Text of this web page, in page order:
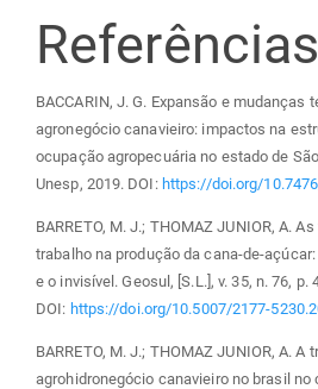
Referências
BACCARIN, J. G. Expansão e mudanças
agronegócio canavieiro: impactos na
ocupação agropecuária no estado de
Unesp, 2019. DOI: https://doi.org/
BARRETO, M. J.; THOMAZ JUNIOR, A.
trabalho na produção da cana-de-
e o invisível. Geosul, [S.L.], v. 35, n. 76, p.
DOI: https://doi.org/10.5007/2177-
BARRETO, M. J.; THOMAZ JUNIOR, A. A
agrohidronegócio canavieiro no brasil no